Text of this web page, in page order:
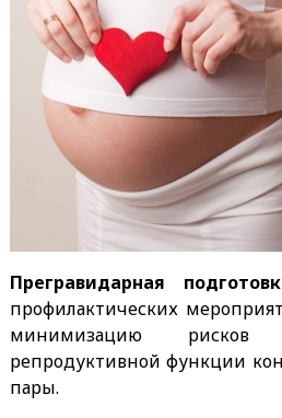
Прегравидарная
профилактических
минимизацию рисков
репродуктивной функции
пары.